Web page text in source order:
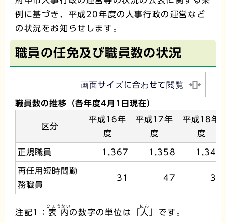
例に基づき、平成20年度の人事行政の運営など
の状況をお知らせします。
職員の任免及び職員数の状況
画面サイズに合わせて閲覧
職員数の推移（各年度4月1日現在）
区分
平成16年
度
平成17年
度
平成18年
度
正規職員 1,367 1,358 1,342
再任用短時間勤
務職員
31 47 36
注記1： 表内
ひょうない
の数字の単位は「 人
にん
」です。